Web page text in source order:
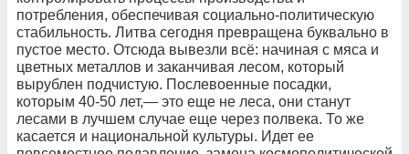
потребления, обеспечивая социально-политическую
стабильность. Литва сегодня превращена буквально в
пустое место. Отсюда вывезли всё: начиная с мяса и
цветных металлов и заканчивая лесом, который
вырублен подчистую. Послевоенные посадки,
которым 40-50 лет,— это еще не леса, они станут
лесами в лучшем случае еще через полвека. То же
касается и национальной культуры. Идет ее